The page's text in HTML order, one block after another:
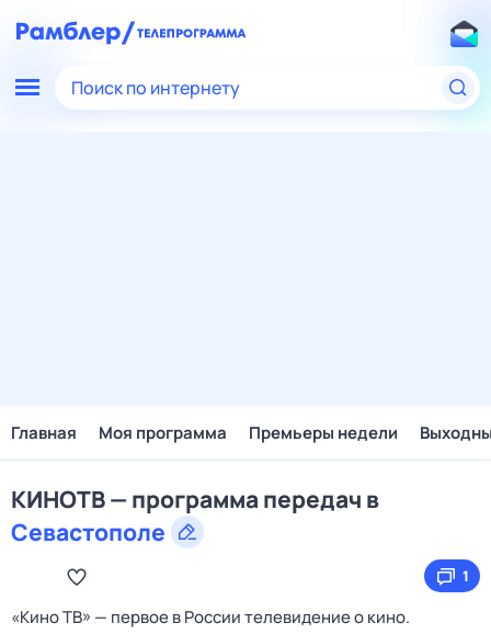
Поиск по интернету
Главная Моя программа Премьеры недели
КИНОТВ — программа передач в
Севастополе
1
«Кино ТВ» — первое в России телевидение о кино.